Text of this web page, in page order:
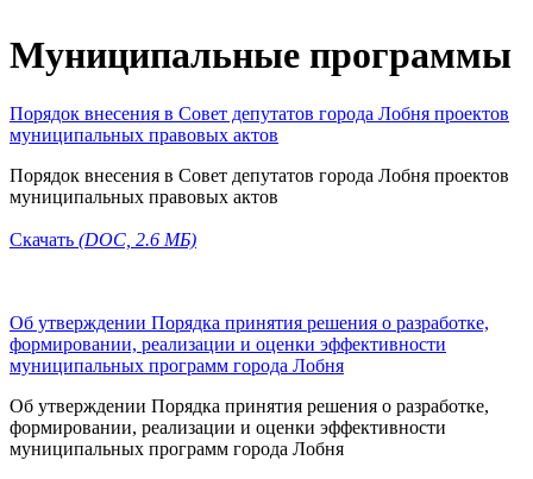
Муниципальные программы
Порядок внесения в Совет депутатов города Лобня проектов
муниципальных правовых актов
Порядок внесения в Совет депутатов города Лобня проектов
муниципальных правовых актов
Скачать (DOC, 2.6 MБ)
Об утверждении Порядка принятия решения о разработке,
формировании, реализации и оценки эффективности
муниципальных программ города Лобня
Об утверждении Порядка принятия решения о разработке,
формировании, реализации и оценки эффективности
муниципальных программ города Лобня